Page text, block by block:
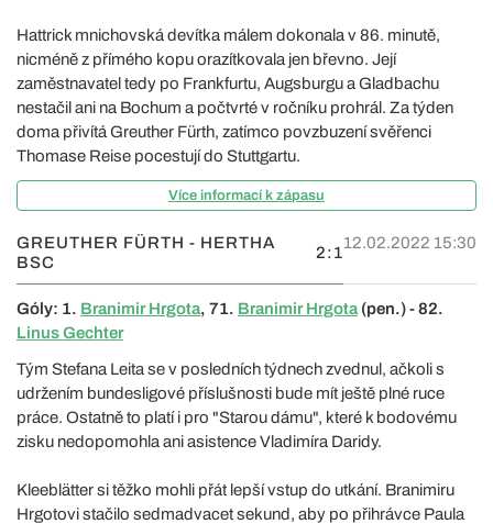
Hattrick mnichovská devítka málem dokonala v 86. minutě,
nicméně z přímého kopu orazítkovala jen břevno. Její
zaměstnavatel tedy po Frankfurtu, Augsburgu a Gladbachu
nestačil ani na Bochum a počtvrté v ročníku prohrál. Za týden
doma přivítá Greuther Fürth, zatímco povzbuzení svěřenci
Thomase Reise pocestují do Stuttgartu.
Více informací k zápasu
GREUTHER FÜRTH - HERTHA
BSC
2:1
12.02.2022 15:30
Góly: 1. Branimir Hrgota, 71. Branimir Hrgota (pen.) - 82.
Linus Gechter
Tým Stefana Leita se v posledních týdnech zvednul, ačkoli s
udržením bundesligové příslušnosti bude mít ještě plné ruce
práce. Ostatně to platí i pro "Starou dámu", které k bodovému
zisku nedopomohla ani asistence Vladimíra Daridy.
Kleeblätter si těžko mohli přát lepší vstup do utkání. Branimiru
Hrgotovi stačilo sedmadvacet sekund, aby po přihrávce Paula